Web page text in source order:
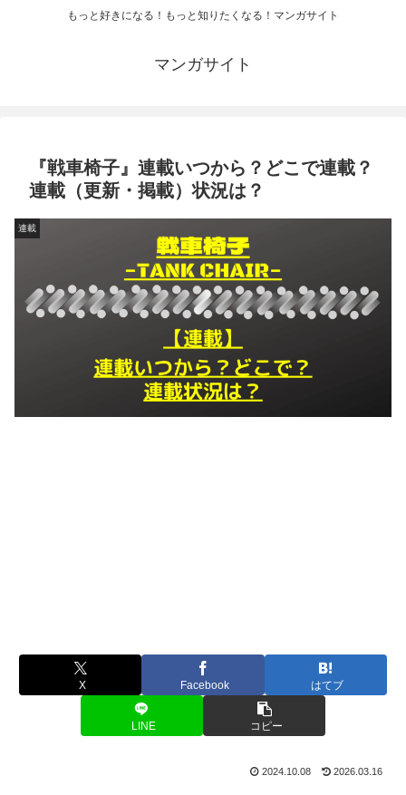
もっと好きになる！もっと知りたくなる！マンガサイト
マンガサイト
『戦車椅子』連載いつから？どこで連載？
連載（更新・掲載）状況は？
連載
X Facebook はてブ
LINE コピー
2024.10.08 2026.03.16